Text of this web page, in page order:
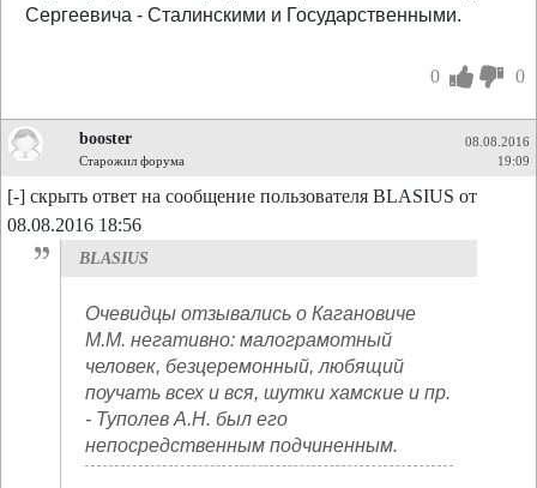
Сергеевича - Сталинскими и Государственными.
0 0
booster
Старожил форума
08.08.2016
19:09
[-] скрыть ответ на сообщение пользователя BLASIUS от
08.08.2016 18:56
BLASIUS
Очевидцы отзывались о Кагановиче
М.М. негативно: малограмотный
человек, безцеремонный, любящий
поучать всех и вся, шутки хамские и пр.
- Туполев А.Н. был его
непосредственным подчиненным.